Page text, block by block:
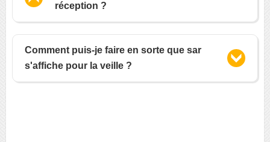
réception ?
Comment puis-je faire en sorte que sar
s'affiche pour la veille ?